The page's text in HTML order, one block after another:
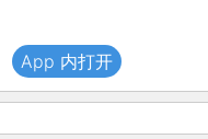
App 内打开